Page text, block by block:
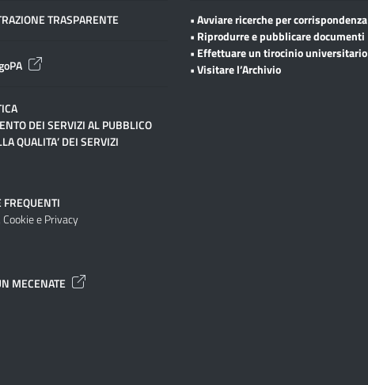
TRASPARENTE
DEI SERVIZI AL PUBBLICO
QUALITA’ DEI SERVIZI
e Privacy
MECENATE
• Avviare ricerche per corrispondenza
• Riprodurre e pubblicare documenti
• Effettuare un tirocinio universitario
• Visitare l’Archivio